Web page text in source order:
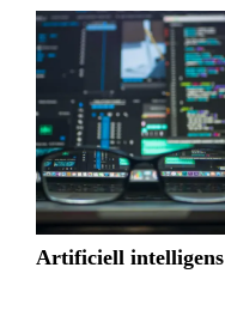
Artificiell intelligens